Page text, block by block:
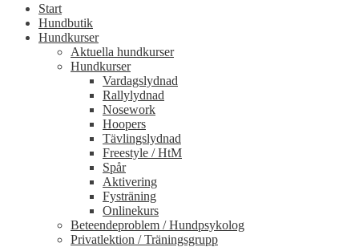
Start
Hundbutik
Hundkurser
Aktuella hundkurser
Hundkurser
Vardagslydnad
Rallylydnad
Nosework
Hoopers
Tävlingslydnad
Freestyle / HtM
Spår
Aktivering
Fysträning
Onlinekurs
Beteendeproblem / Hundpsykolog
Privatlektion / Träningsgrupp